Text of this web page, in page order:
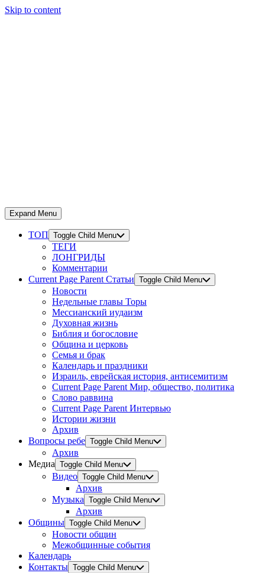
Skip to content
Expand Menu
ТОП Toggle Child Menu
ТЕГИ
ЛОНГРИДЫ
Комментарии
Current Page Parent Статьи Toggle Child Menu
Новости
Недельные главы Торы
Мессианский иудаизм
Духовная жизнь
Библия и богословие
Община и церковь
Семья и брак
Календарь и праздники
Израиль, еврейская история, антисемитизм
Current Page Parent Мир, общество, политика
Слово раввина
Current Page Parent Интервью
Истории жизни
Архив
Вопросы ребе Toggle Child Menu
Архив
Медиа Toggle Child Menu
Видео Toggle Child Menu
Архив
Музыка Toggle Child Menu
Архив
Общины Toggle Child Menu
Новости общин
Межобщинные события
Календарь
Контакты Toggle Child Menu